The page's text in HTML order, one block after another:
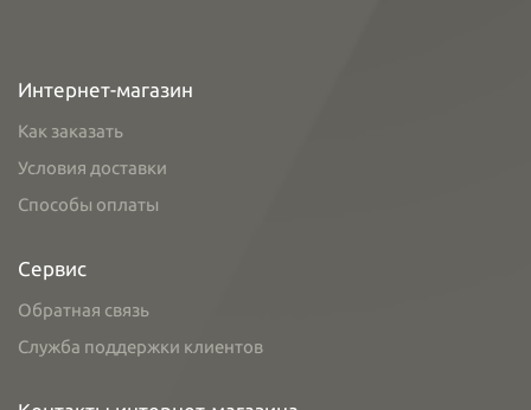
Интернет-магазин
Как заказать
Условия доставки
Способы оплаты
Сервис
Обратная связь
Служба поддержки клиентов